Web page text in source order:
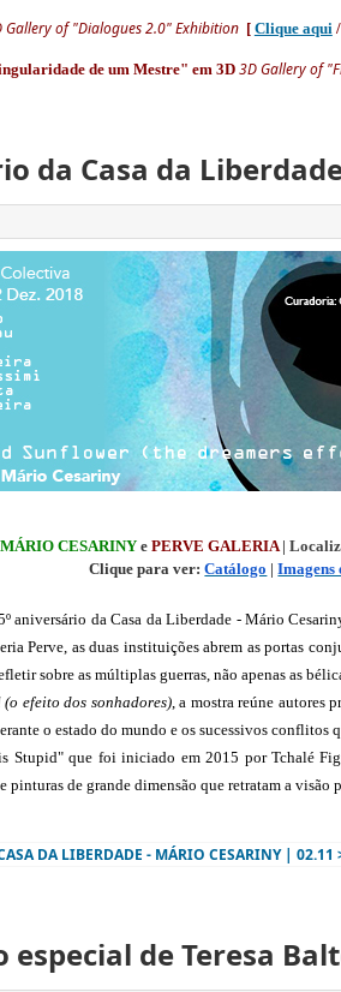
Gallery of "Dialogues 2.0"Exhibition [ Clique aqui/
de um Mestre" em 3D 3D Gallery of
da Casa da
CESARINY e PERVE GALERIA |
Clique para ver: Catálogo | Imagens
aniversário da Casa da Liberdade - Mário
Perve, as duas instituições abrem as portas
sobre as múltiplas guerras, não apenas as
efeito dos sonhadores), a mostra reúne autores
o estado do mundo e os sucessivos conflitos
Stupid" que foi iniciado em 2015 por Tchalé
de grande dimensão que retratam a visão
DA LIBERDADE - MÁRIO CESARINY | 02.11
de Teresa